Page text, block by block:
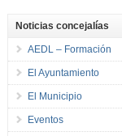
Noticias concejalías
AEDL – Formación
El Ayuntamiento
El Municipio
Eventos